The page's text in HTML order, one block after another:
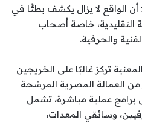
إلا أن الواقع لا يزال يكشف بطئًا في
التقليدية، خاصة أصحاب
والحرفية.
تركز غالبًا على الخريجين
من العمالة المصرية المرشحة
برامج عملية مباشرة، تشمل
وسائقي المعدات،